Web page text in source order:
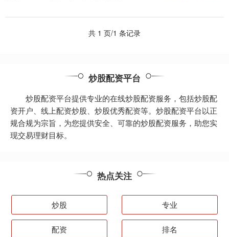
台和技术....
共 1 页/1 条记录
炒股配资平台
炒股配资平台提供专业的在线炒股配资服务，包括炒股配
资开户、线上配资炒股、炒股优秀配资等。炒股配资平台以正
规合规为宗旨，为您提供安全、可靠的炒股配资服务，助您实
现交易理财目标。
热点关注
炒股 专业
配资 排名